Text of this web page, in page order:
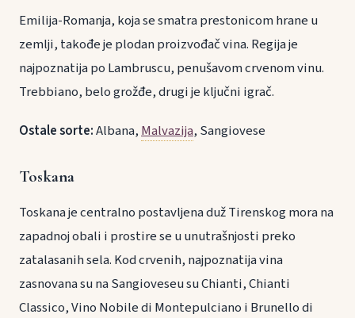
Emilija-Romanja, koja se smatra prestonicom hrane u
zemlji, takođe je plodan proizvođač vina. Regija je
najpoznatija po Lambruscu, penušavom crvenom vinu.
Trebbiano, belo grožđe, drugi je ključni igrač.
Ostale sorte:Albana,Malvazija, Sangiovese
Toskana
Toskana je centralno postavljena duž Tirenskog mora na
zapadnoj obali i prostire se u unutrašnjosti preko
zatalasanih sela. Kod crvenih, najpoznatija vina
zasnovana su na Sangioveseu su Chianti, Chianti
Classico, Vino Nobile di Montepulciano i Brunello di